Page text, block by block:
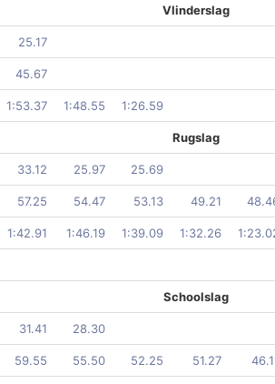
Vlinderslag
25.17
45.67
1:53.37 1:48.55 1:26.59
Rugslag
33.12 25.97 25.69
57.25 54.47 53.13 49.21
1:42.91 1:46.19 1:39.09 1:32.26
Schoolslag
31.41 28.30
59.55 55.50 52.25 51.27